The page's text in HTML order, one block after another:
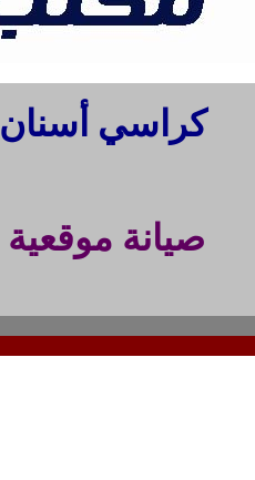
كراسي أسنان
صيانة موقعية